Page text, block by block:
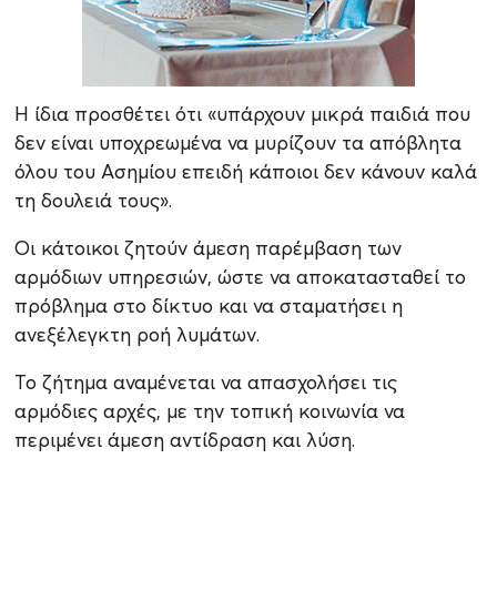
Η ίδια προσθέτει ότι «υπάρχουν μικρά παιδιά που
δεν είναι υποχρεωμένα να μυρίζουν τα απόβλητα
όλου του Ασημίου επειδή κάποιοι δεν κάνουν καλά
τη δουλειά τους».
Οι κάτοικοι ζητούν άμεση παρέμβαση των
αρμόδιων υπηρεσιών, ώστε να αποκατασταθεί το
πρόβλημα στο δίκτυο και να σταματήσει η
ανεξέλεγκτη ροή λυμάτων.
Το ζήτημα αναμένεται να απασχολήσει τις
αρμόδιες αρχές, με την τοπική κοινωνία να
περιμένει άμεση αντίδραση και λύση.